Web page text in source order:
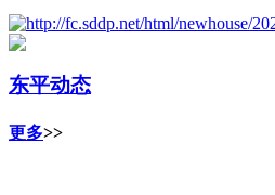
东平动态
更多>>